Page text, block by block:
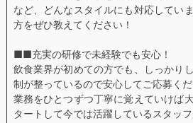
など、どんなスタイルにも対応してい
方をぜひ教えてください！
■■充実の研修で未経験でも安心！
飲食業界が初めての方でも、しっかり
制が整っているので安心してご応募くだ
業務をひとつずつ丁寧に覚えていけば
タートして今では活躍しているスタッ